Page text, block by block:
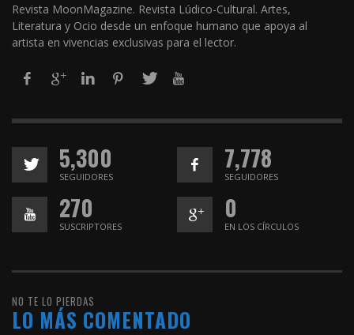
Revista MoonMagazine. Revista Lúdico-Cultural. Artes,
Literatura y Ocio desde un enfoque humano que apoya al
artista en vivencias exclusivas para el lector.
5,300
SEGUIDORES
7,778
SEGUIDORES
270
SUSCRIPTORES
0
EN LOS CÍRCULOS
NO TE LO PIERDAS
LO MÁS COMENTADO